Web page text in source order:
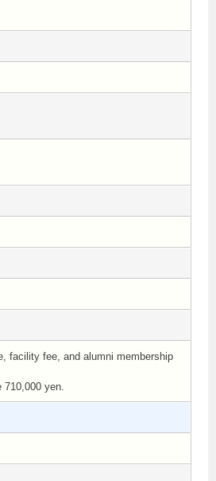
facility fee, and alumni membership
710,000 yen.